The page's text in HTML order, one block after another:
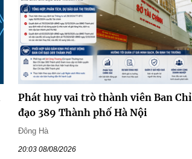
Phát huy vai trò thành viên Ban Chỉ
đạo 389 Thành phố Hà Nội
Đông Hà
20:03 08/08/2026